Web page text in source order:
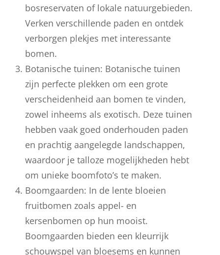
bosreservaten of lokale natuurgebieden.
Verken verschillende paden en ontdek
verborgen plekjes met interessante
bomen.
Botanische tuinen: Botanische tuinen
zijn perfecte plekken om een grote
verscheidenheid aan bomen te vinden,
zowel inheems als exotisch. Deze tuinen
hebben vaak goed onderhouden paden
en prachtig aangelegde landschappen,
waardoor je talloze mogelijkheden hebt
om unieke boomfoto’s te maken.
Boomgaarden: In de lente bloeien
fruitbomen zoals appel- en
kersenbomen op hun mooist.
Boomgaarden bieden een kleurrijk
schouwspel van bloesems en kunnen